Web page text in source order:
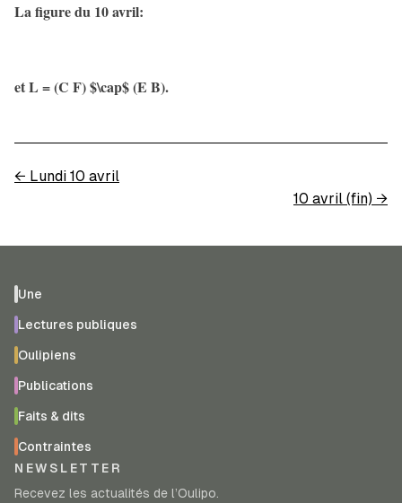
La figure du 10 avril:
et L = (C F) $\cap$ (E B).
← Lundi 10 avril
10 avril (fin) →
Une
Lectures publiques
Oulipiens
Publications
Faits & dits
Contraintes
NEWSLETTER
Recevez les actualités de l’Oulipo.